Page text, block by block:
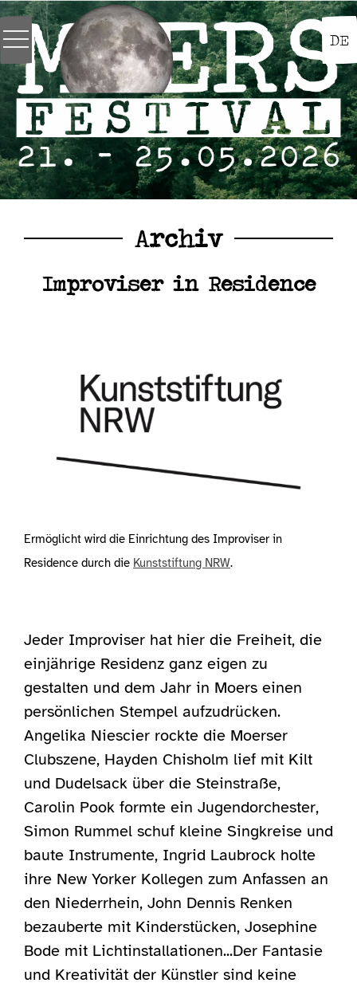
DE
Archiv
Improviser in Residence
Ermöglicht wird die Einrichtung des Improviser in
Residence durch die Kunststiftung NRW.
Jeder Improviser hat hier die Freiheit, die
einjährige Residenz ganz eigen zu
gestalten und dem Jahr in Moers einen
persönlichen Stempel aufzudrücken.
Angelika Niescier rockte die Moerser
Clubszene, Hayden Chisholm lief mit Kilt
und Dudelsack über die Steinstraße,
Carolin Pook formte ein Jugendorchester,
Simon Rummel schuf kleine Singkreise und
baute Instrumente, Ingrid Laubrock holte
ihre New Yorker Kollegen zum Anfassen an
den Niederrhein, John Dennis Renken
bezauberte mit Kinderstücken, Josephine
Bode mit Lichtinstallationen...Der Fantasie
und Kreativität der Künstler sind keine